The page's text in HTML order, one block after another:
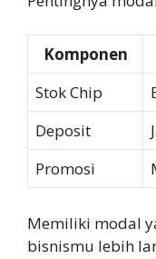
Komponen
Stok Chip
Deposit
Promosi
Memiliki modal
bisnismu lebih